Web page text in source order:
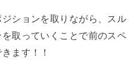
ションを取りながら、スル
取っていくことで前のスペ
ます！！